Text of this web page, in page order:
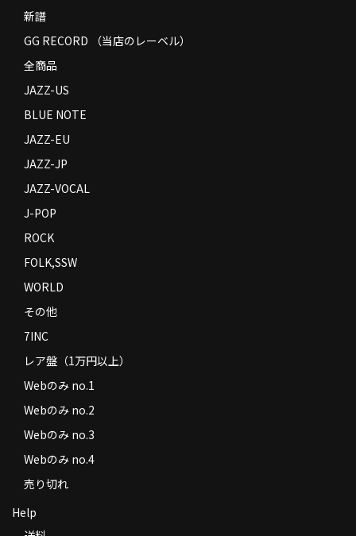
Contact
新譜
GG RECORD （当店のレーベル）
全商品
JAZZ-US
BLUE NOTE
JAZZ-EU
JAZZ-JP
JAZZ-VOCAL
J-POP
ROCK
FOLK,SSW
WORLD
その他
7INC
レア盤（1万円以上）
Webのみ no.1
Webのみ no.2
Webのみ no.3
Webのみ no.4
売り切れ
Help